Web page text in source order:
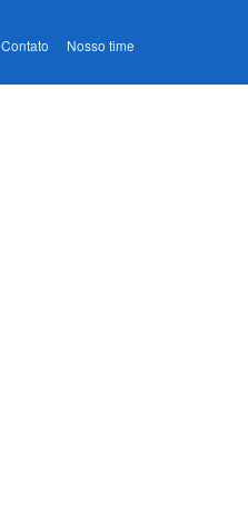
Contato Nosso time